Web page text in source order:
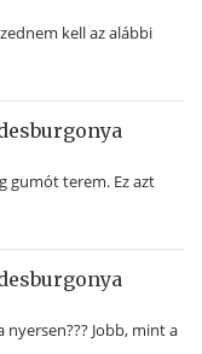
kell az alábbi
gumót terem. Ez azt
Jobb, mint a